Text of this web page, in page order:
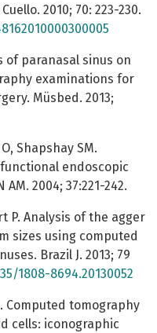
2010; 70: 223-230.
of paranasal sinus on
examinations for
Müsbed. 2013;
Shapshay SM.
endoscopic
2004; 37:221-242.
P. Analysis of the agger
sizes using computed
Brazil J. 2013; 79
1808-8694.20130052
Computed tomography
cells: iconographic